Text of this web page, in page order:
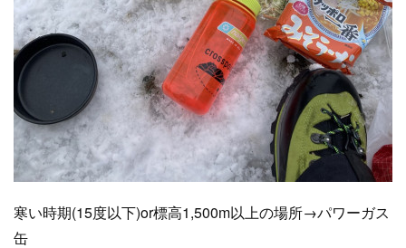
寒い時期(15度以下)or標高1,500m以上の場所→パワーガス
缶